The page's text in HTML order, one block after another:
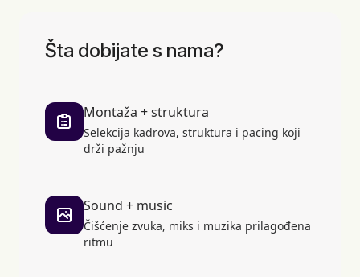
Šta dobijate s nama?
Montaža + struktura
Selekcija kadrova, struktura i pacing koji
drži pažnju
Sound + music
Čišćenje zvuka, miks i muzika prilagođena
ritmu